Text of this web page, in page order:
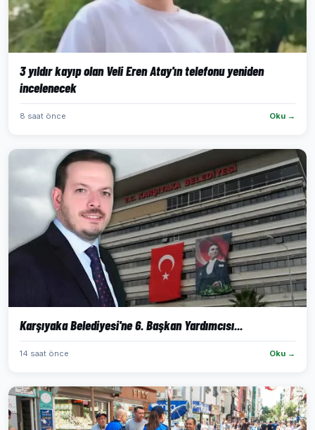
3 yıldır kayıp olan Veli Eren Atay'ın telefonu yeniden
incelenecek
8 saat önce Oku →
Karşıyaka Belediyesi'ne 6. Başkan Yardımcısı...
14 saat önce Oku →